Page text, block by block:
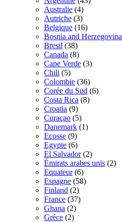
Australie (4)
Autriche (3)
Belgique (16)
Bosnia and Herzegovina
Bresil (38)
Canada (8)
Cape Verde (3)
Chili (5)
Colombie (36)
Corée du Sud (6)
Costa Rica (8)
Croatia (9)
Curaçao (5)
Danemark (1)
Ecosse (9)
Egypte (6)
El Salvador (2)
Émirats arabes unis (2)
Equateur (6)
Espagne (58)
Finland (2)
France (37)
Ghana (2)
Gréce (2)